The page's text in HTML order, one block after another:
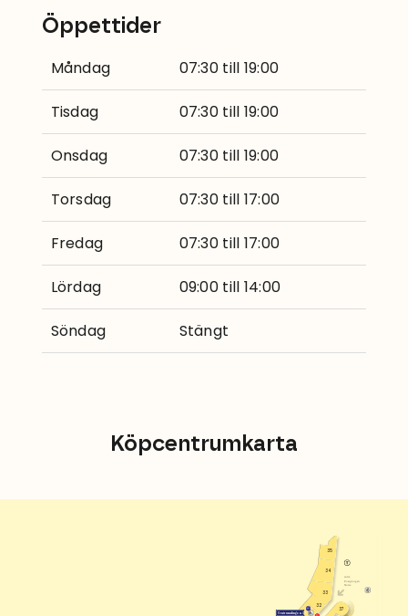
Öppettider
Måndag 07:30 till 19:00
Tisdag 07:30 till 19:00
Onsdag 07:30 till 19:00
Torsdag 07:30 till 17:00
Fredag 07:30 till 17:00
Lördag 09:00 till 14:00
Söndag Stängt
Köpcentrumkarta
32
33
34
35
37
entré
Postgången
Norra
Centrumslingan 47
1002